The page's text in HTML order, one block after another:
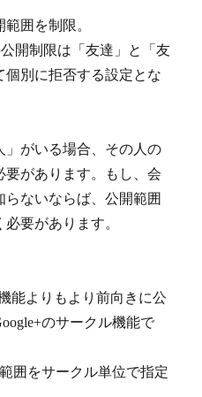
囲を制限。
開制限は「友達」と「友
別に拒否する設定とな
」がいる場合、その人の
要があります。もし、会
ないならば、公開範囲
要があります。
能よりもより前向きに公
のサークル機能で
囲をサークル単位で指定